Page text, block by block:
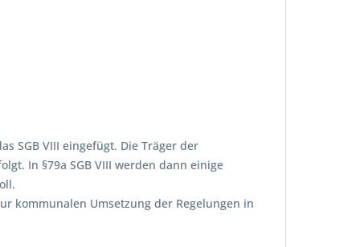
SGB VIII eingefügt. Die Träger der
In §79a SGB VIII werden dann einige
kommunalen Umsetzung der Regelungen in